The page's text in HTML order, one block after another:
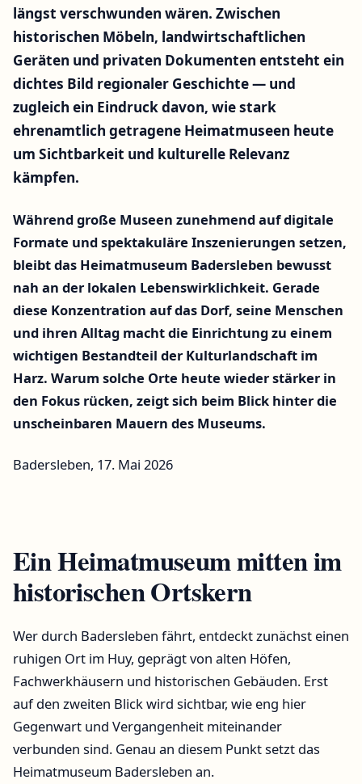
längst verschwunden wären. Zwischen
historischen Möbeln, landwirtschaftlichen
Geräten und privaten Dokumenten entsteht ein
dichtes Bild regionaler Geschichte — und
zugleich ein Eindruck davon, wie stark
ehrenamtlich getragene Heimatmuseen heute
um Sichtbarkeit und kulturelle Relevanz
kämpfen.
Während große Museen zunehmend auf digitale
Formate und spektakuläre Inszenierungen setzen,
bleibt das Heimatmuseum Badersleben bewusst
nah an der lokalen Lebenswirklichkeit. Gerade
diese Konzentration auf das Dorf, seine Menschen
und ihren Alltag macht die Einrichtung zu einem
wichtigen Bestandteil der Kulturlandschaft im
Harz. Warum solche Orte heute wieder stärker in
den Fokus rücken, zeigt sich beim Blick hinter die
unscheinbaren Mauern des Museums.
Badersleben, 17. Mai 2026
Ein Heimatmuseum mitten im
historischen Ortskern
Wer durch Badersleben fährt, entdeckt zunächst einen
ruhigen Ort im Huy, geprägt von alten Höfen,
Fachwerkhäusern und historischen Gebäuden. Erst
auf den zweiten Blick wird sichtbar, wie eng hier
Gegenwart und Vergangenheit miteinander
verbunden sind. Genau an diesem Punkt setzt das
Heimatmuseum Badersleben an.